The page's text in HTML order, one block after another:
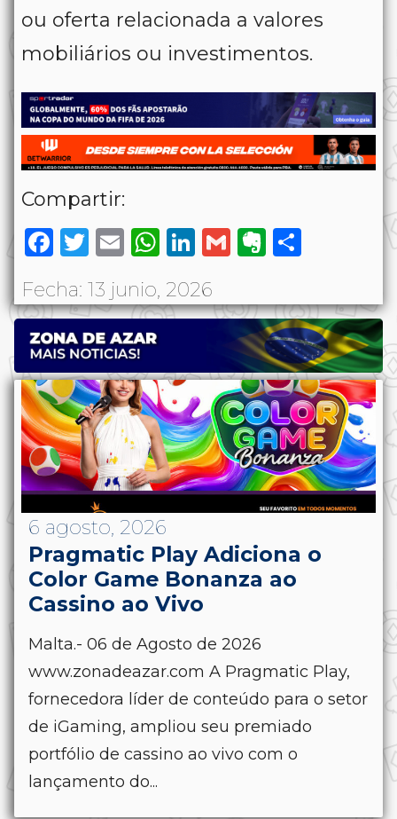
ou oferta relacionada a valores
mobiliários ou investimentos.
Compartir:
Facebook
Twitter
EmailWhatsApp
LinkedIn
GmailEvernote
Fecha: 13 junio, 2026
6 agosto, 2026
Pragmatic Play Adiciona o
Color Game Bonanza ao
Cassino ao Vivo
Malta.- 06 de Agosto de 2026
www.zonadeazar.com A Pragmatic Play,
fornecedora líder de conteúdo para o setor
de iGaming, ampliou seu premiado
portfólio de cassino ao vivo com o
lançamento do...